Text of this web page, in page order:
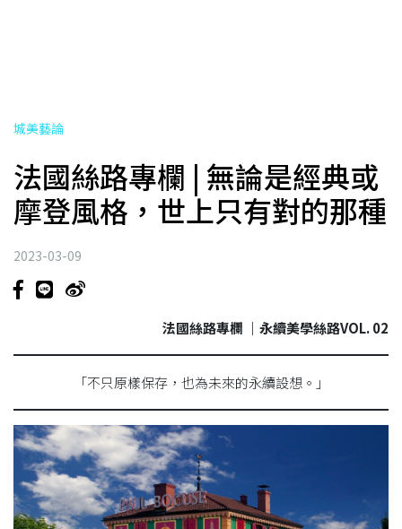
城美藝論
法國絲路專欄 | 無論是經典或
摩登風格，世上只有對的那種
2023-03-09
法國絲路專欄 ｜永續美學絲路VOL. 02
「不只原樣保存，也為未來的永續設想。」